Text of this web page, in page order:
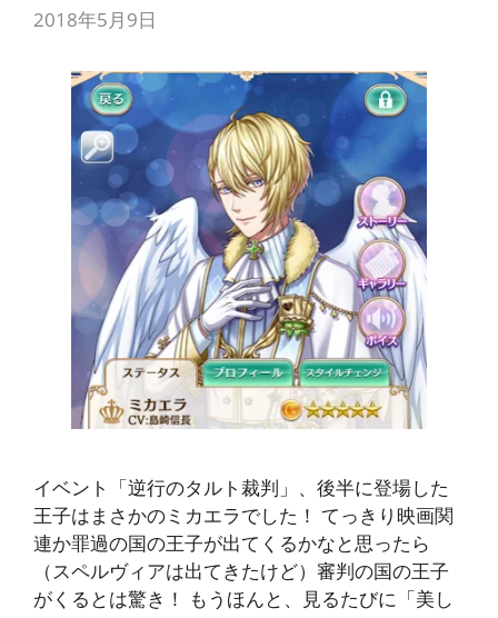
2018年5月9日
イベント「逆行のタルト裁判」、後半に登場した
王子はまさかのミカエラでした！ てっきり映画関
連か罪過の国の王子が出てくるかなと思ったら
（スペルヴィアは出てきたけど）審判の国の王子
がくるとは驚き！ もうほんと、見るたびに「美し